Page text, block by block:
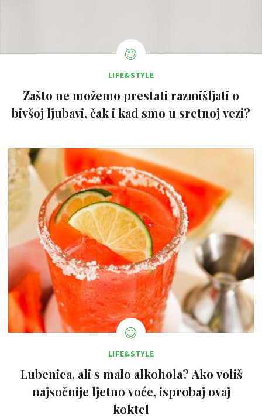
LIFE&STYLE
Zašto ne možemo prestati razmišljati o
bivšoj ljubavi, čak i kad smo u sretnoj vezi?
LIFE&STYLE
Lubenica, ali s malo alkohola? Ako voliš
najsočnije ljetno voće, isprobaj ovaj
koktel